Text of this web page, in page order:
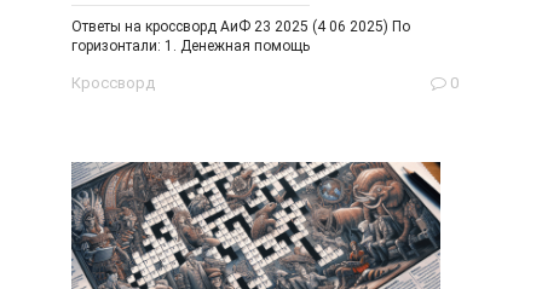
Ответы на кроссворд АиФ 23 2025 (4 06 2025) По
горизонтали: 1. Денежная помощь
Кроссворд 0